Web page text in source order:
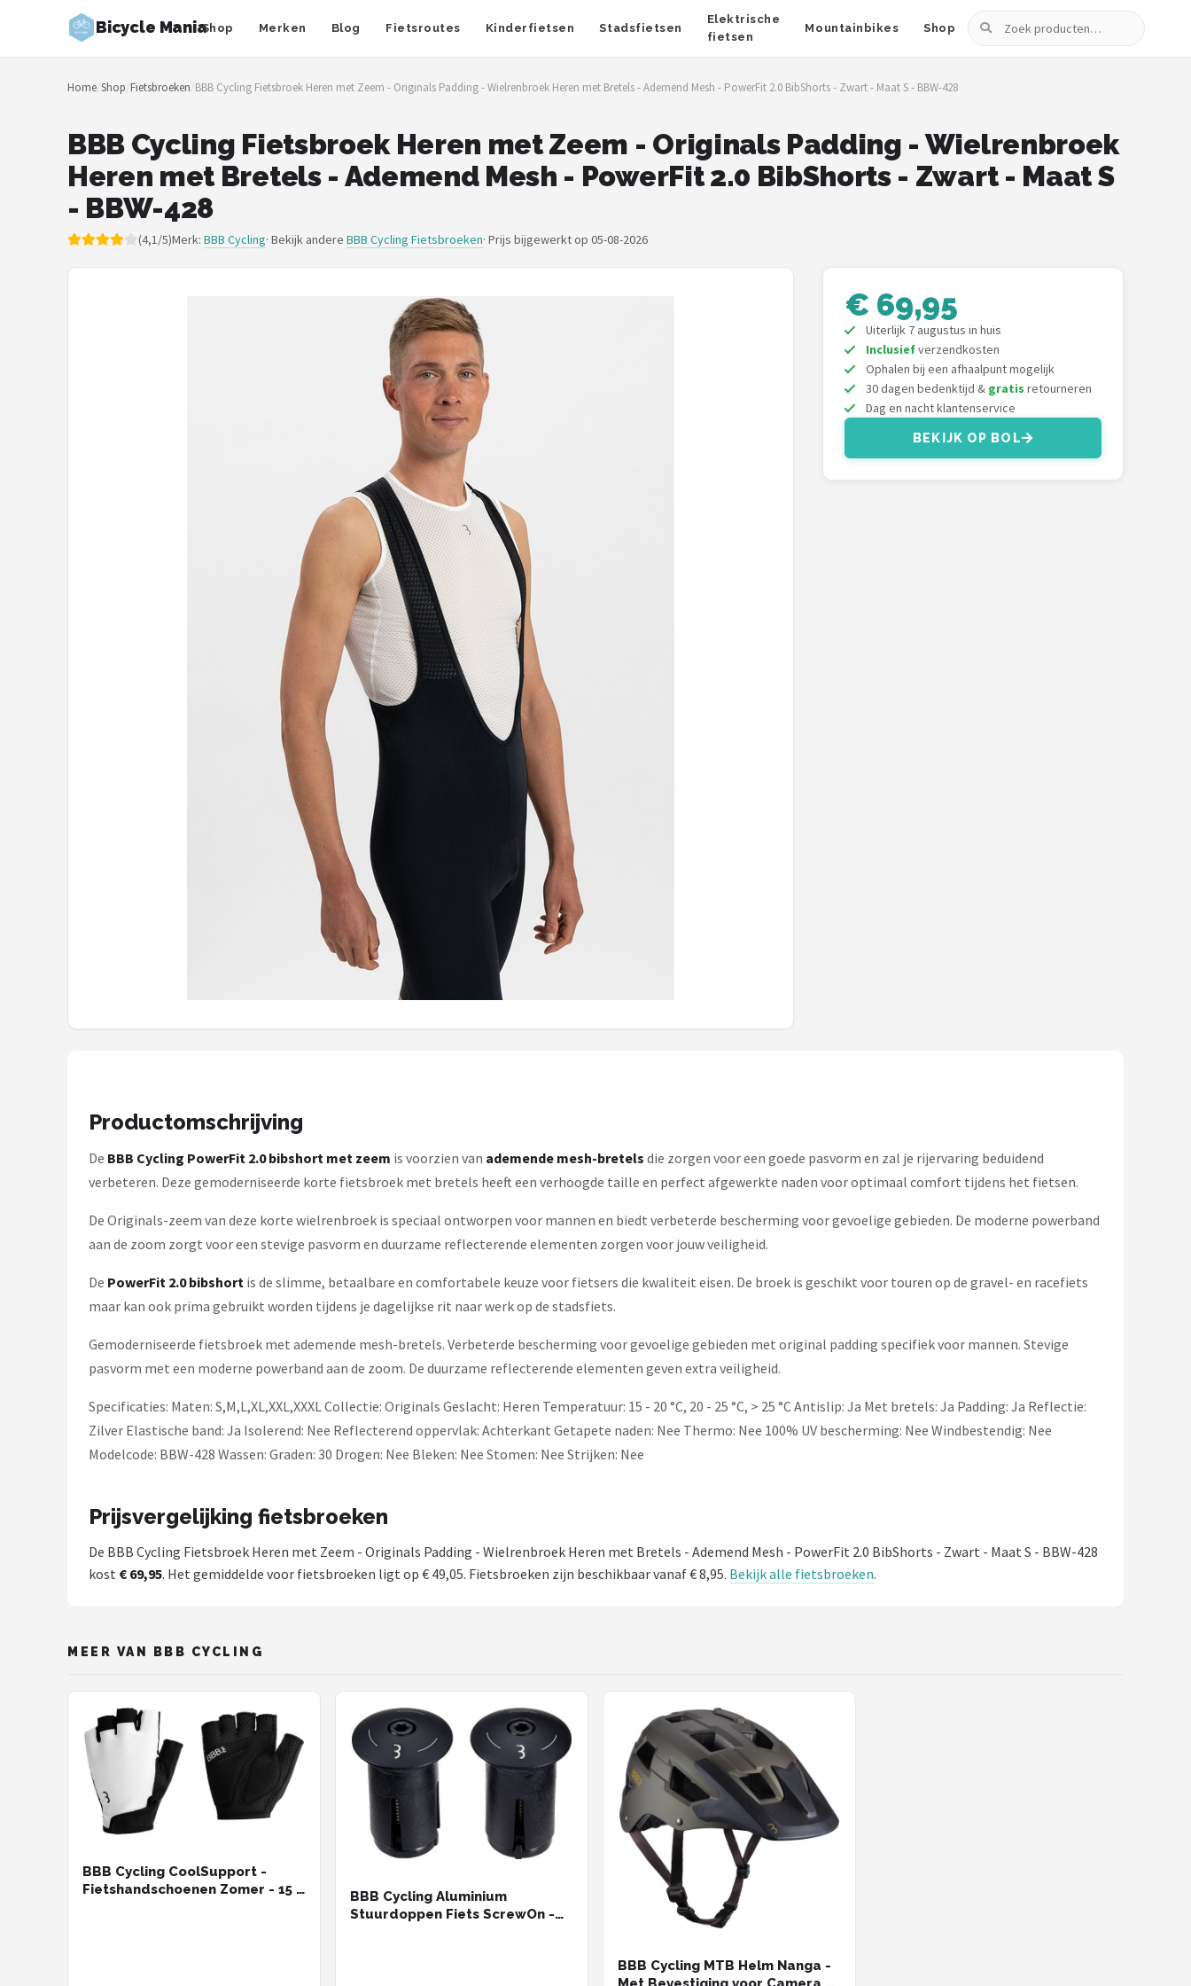
Bicycle ManiaShop Merken Blog Fietsroutes Kinderfietsen Stadsfietsen
Elektrische
fietsen
Mountainbikes Shop
Zoeken
Zoeken
NAVIGATIE
Merken
Home/Shop/Fietsbroeken/BBB Cycling Fietsbroek Heren met Zeem - Originals Padding - Wielrenbroek Heren met Bretels - Ademend Mesh - PowerFit 2.0 BibShorts - Zwart - Maat S - BBW-428
BBB Cycling Fietsbroek Heren met Zeem - Originals Padding - Wielrenbroek
Heren met Bretels - Ademend Mesh - PowerFit 2.0 BibShorts - Zwart - Maat S
- BBW-428
(4,1/5)Merk: BBB Cycling· Bekijk andere BBB Cycling Fietsbroeken· Prijs bijgewerkt op 05-08-2026
€ 69,95
Uiterlijk 7 augustus in huis
Inclusiefverzendkosten
Ophalen bij een afhaalpunt mogelijk
30 dagen bedenktijd & gratis retourneren
Dag en nacht klantenservice
BEKIJK OP BOL
Productomschrijving
De BBB Cycling PowerFit 2.0 bibshort met zeem is voorzien van ademende mesh-bretels die zorgen voor een goede pasvorm en zal je rijervaring beduidend
verbeteren. Deze gemoderniseerde korte fietsbroek met bretels heeft een verhoogde taille en perfect afgewerkte naden voor optimaal comfort tijdens het fietsen.
De Originals-zeem van deze korte wielrenbroek is speciaal ontworpen voor mannen en biedt verbeterde bescherming voor gevoelige gebieden. De moderne powerband
aan de zoom zorgt voor een stevige pasvorm en duurzame reflecterende elementen zorgen voor jouw veiligheid.
De PowerFit 2.0 bibshort is de slimme, betaalbare en comfortabele keuze voor fietsers die kwaliteit eisen. De broek is geschikt voor touren op de gravel- en racefiets
maar kan ook prima gebruikt worden tijdens je dagelijkse rit naar werk op de stadsfiets.
Gemoderniseerde fietsbroek met ademende mesh-bretels. Verbeterde bescherming voor gevoelige gebieden met original padding specifiek voor mannen. Stevige
pasvorm met een moderne powerband aan de zoom. De duurzame reflecterende elementen geven extra veiligheid.
Specificaties: Maten: S,M,L,XL,XXL,XXXL Collectie: Originals Geslacht: Heren Temperatuur: 15 - 20 °C, 20 - 25 °C, > 25 °C Antislip: Ja Met bretels: Ja Padding: Ja Reflectie:
Zilver Elastische band: Ja Isolerend: Nee Reflecterend oppervlak: Achterkant Getapete naden: Nee Thermo: Nee 100% UV bescherming: Nee Windbestendig: Nee
Modelcode: BBW-428 Wassen: Graden: 30 Drogen: Nee Bleken: Nee Stomen: Nee Strijken: Nee
Prijsvergelijking fietsbroeken
De BBB Cycling Fietsbroek Heren met Zeem - Originals Padding - Wielrenbroek Heren met Bretels - Ademend Mesh - PowerFit 2.0 BibShorts - Zwart - Maat S - BBW-428
kost € 69,95. Het gemiddelde voor fietsbroeken ligt op € 49,05. Fietsbroeken zijn beschikbaar vanaf € 8,95. Bekijk alle fietsbroeken.
MEER VAN BBB CYCLING
BBB Cycling CoolSupport -
Fietshandschoenen Zomer - 15 -
BBB Cycling Aluminium
Stuurdoppen Fiets ScrewOn -
BBB Cycling MTB Helm Nanga -